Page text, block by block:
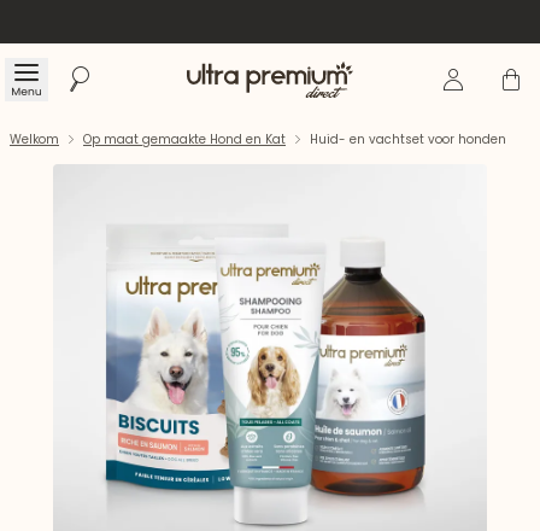
Menu Zoeken Welkom Inloggen
Welkom Op maat gemaakte Hond en Kat Huid- en vachtset voor honden